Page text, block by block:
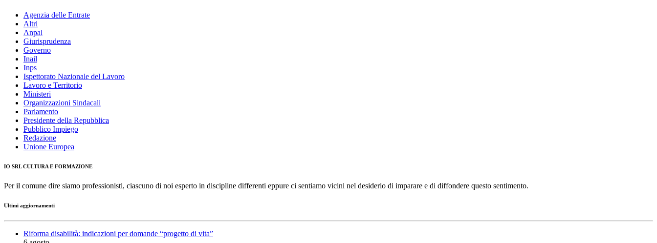
Agenzia delle Entrate
Altri
Anpal
Giurisprudenza
Governo
Inail
Inps
Ispettorato Nazionale del Lavoro
Lavoro e Territorio
Ministeri
Organizzazioni Sindacali
Parlamento
Presidente della Repubblica
Pubblico Impiego
Redazione
Unione Europea
IO SRL CULTURA E FORMAZIONE
Per il comune dire siamo professionisti, ciascuno di noi esperto in discipline differenti eppure ci sentiamo vicini nel desiderio di imparare e di diffondere questo sentimento.
Ultimi aggiornamenti
Riforma disabilità: indicazioni per domande “progetto di vita”